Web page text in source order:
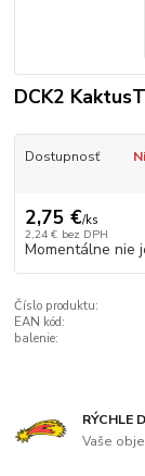
DCK2
Dostupnosť
2,75 €/ks
2,24 € bez DPH
Momentálne nie
Číslo produktu:
EAN kód:
balenie:
RÝCHLE
Vaše